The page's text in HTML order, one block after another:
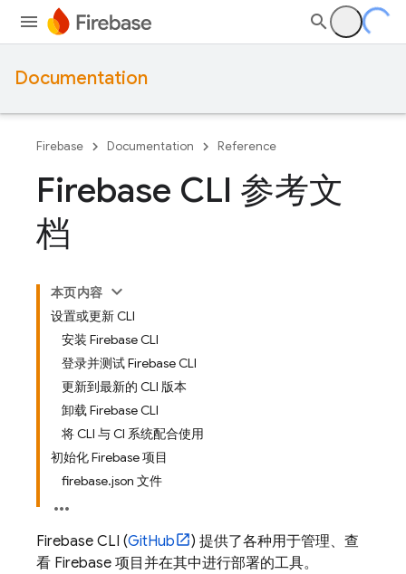
Documentation
Firebase Documentation Reference
Firebase CLI 参考文
档
本页内容
设置或更新 CLI
安装 Firebase CLI
登录并测试 Firebase CLI
更新到最新的 CLI 版本
卸载 Firebase CLI
将 CLI 与 CI 系统配合使用
初始化 Firebase 项目
firebase.json 文件
Firebase CLI (GitHub
) 提供了各种用于管理、查
看 Firebase 项目并在其中进行部署的工具。